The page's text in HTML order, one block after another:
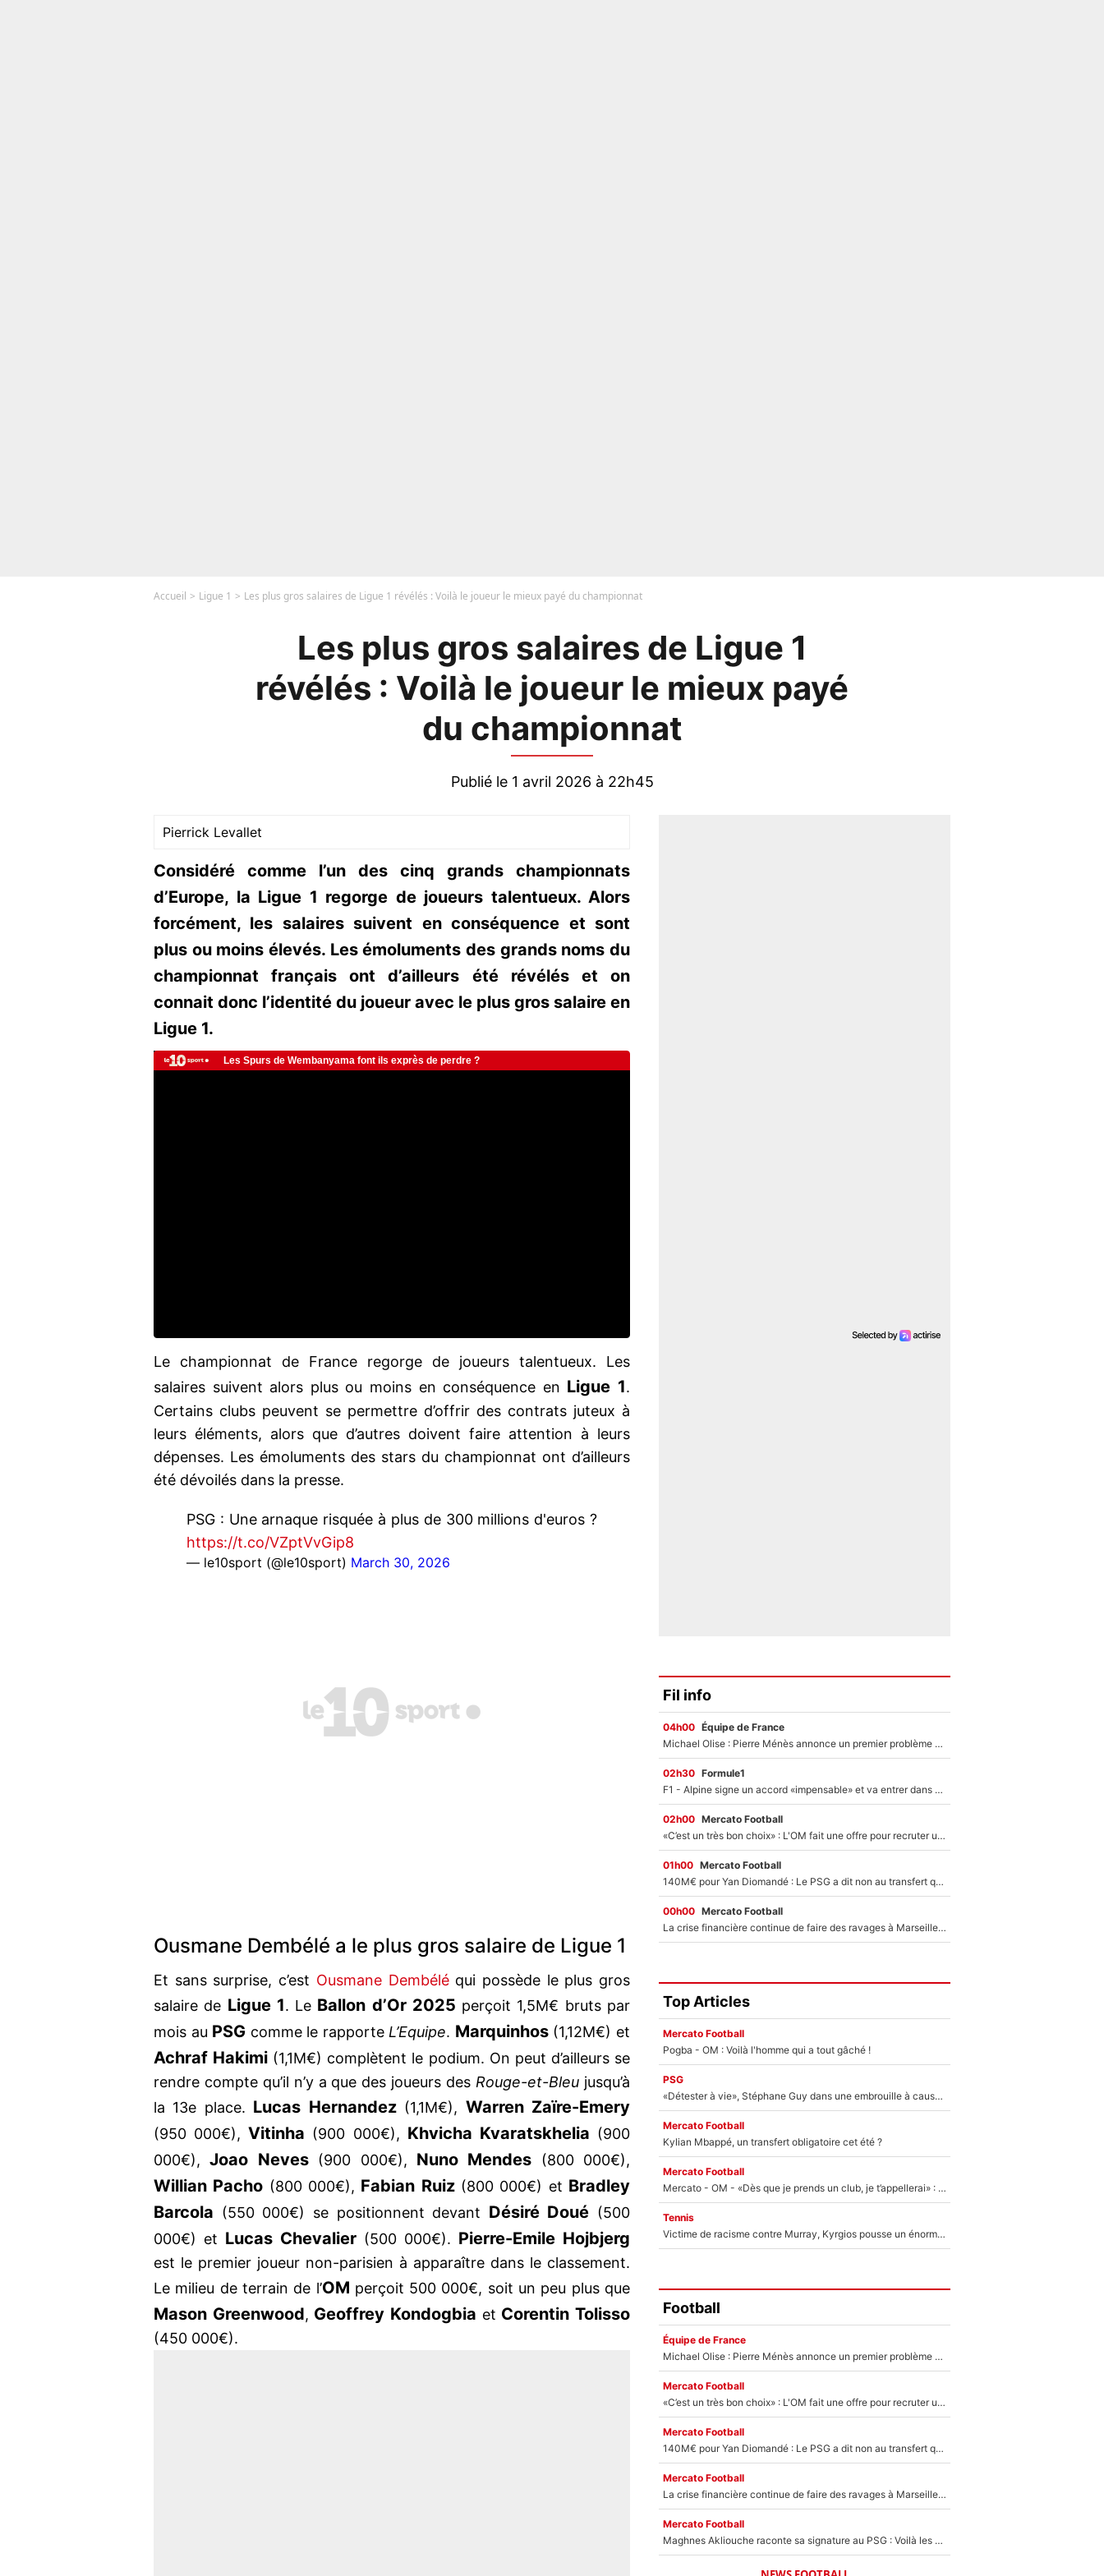
Accueil Ligue 1 Les plus gros salaires de Ligue 1 révélés : Voilà le joueur le mieux payé du championnat
Les plus gros salaires de Ligue 1
révélés : Voilà le joueur le mieux payé
du championnat
Publié le 1 avril 2026 à 22h45
Pierrick Levallet
Considéré comme l’un des cinq grands championnats
d’Europe, la Ligue 1 regorge de joueurs talentueux. Alors
forcément, les salaires suivent en conséquence et sont
plus ou moins élevés. Les émoluments des grands noms du
championnat français ont d’ailleurs été révélés et on
connait donc l’identité du joueur avec le plus gros salaire en
Ligue 1.
Le championnat de France regorge de joueurs talentueux. Les
salaires suivent alors plus ou moins en conséquence en Ligue 1.
Certains clubs peuvent se permettre d’offrir des contrats juteux à
leurs éléments, alors que d’autres doivent faire attention à leurs
dépenses. Les émoluments des stars du championnat ont d’ailleurs
été dévoilés dans la presse.
PSG : Une arnaque risquée à plus de 300 millions d'euros ?
https://t.co/VZptVvGip8
— le10sport (@le10sport) March 30, 2026
Ousmane Dembélé a le plus gros salaire de Ligue 1
Et sans surprise, c’est Ousmane Dembéléqui possède le plus gros
salaire de Ligue 1. Le Ballon d’Or 2025 perçoit 1,5M€ bruts par
mois au PSG comme le rapporteL’Equipe. Marquinhos (1,12M€) et
Achraf Hakimi (1,1M€) complètent le podium. On peut d’ailleurs se
rendre compte qu’il n’y a que des joueurs desRouge-et-Bleu jusqu’à
la 13e place. Lucas Hernandez(1,1M€), Warren Zaïre-Emery
(950 000€),Vitinha (900 000€), Khvicha Kvaratskhelia (900
000€),Joao Neves(900 000€), Nuno Mendes (800 000€),
Willian Pacho (800 000€), Fabian Ruiz(800 000€) et Bradley
Barcola (550 000€) se positionnent devant Désiré Doué (500
000€) et Lucas Chevalier (500 000€). Pierre-Emile Hojbjerg
est le premier joueur non-parisien à apparaître dans le classement.
Le milieu de terrain de l’OM perçoit 500 000€, soit un peu plus que
Mason Greenwood, Geoffrey Kondogbia et Corentin Tolisso
(450 000€).
Fil info
04h00 Équipe de France
Michael Olise : Pierre Ménès annonce un premier problème pour Zinedine Zidane en équipe de France
02h30 Formule1
F1 - Alpine signe un accord «impensable» et va entrer dans une nouvelle dimension : Grande nouvelle pour Pierre Gasly !
02h00 Mercato Football
«C’est un très bon choix» : L'OM fait une offre pour recruter un ancien joueur du PSG... et c'est validé dans l'After Foot !
01h00 Mercato Football
140M€ pour Yan Diomandé : Le PSG a dit non au transfert qui bat tous les records sur le mercato
00h00 Mercato Football
La crise financière continue de faire des ravages à Marseille : L’OM a placé 12 joueurs sur le marché des transferts… et ça pourrait lui rapporter près de 100M€ !
Top Articles
Mercato Football
Pogba - OM : Voilà l'homme qui a tout gâché !
PSG
«Détester à vie», Stéphane Guy dans une embrouille à cause du PSG !
Mercato Football
Kylian Mbappé, un transfert obligatoire cet été ?
Mercato Football
Mercato - OM - «Dès que je prends un club, je t’appellerai» : La promesse de Marcelino au moment de claquer la porte
Tennis
Victime de racisme contre Murray, Kyrgios pousse un énorme coup de gueule !
Football
Équipe de France
Michael Olise : Pierre Ménès annonce un premier problème pour Zinedine Zidane en équipe de France
Mercato Football
«C’est un très bon choix» : L'OM fait une offre pour recruter un ancien joueur du PSG... et c'est validé dans l'After Foot !
Mercato Football
140M€ pour Yan Diomandé : Le PSG a dit non au transfert qui bat tous les records sur le mercato
Mercato Football
La crise financière continue de faire des ravages à Marseille : L’OM a placé 12 joueurs sur le marché des transferts… et ça pourrait lui rapporter près de 100M€ !
Mercato Football
Maghnes Akliouche raconte sa signature au PSG : Voilà les coulisses de son transfert de rêve à 50M€